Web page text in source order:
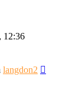
12:36
langdon2